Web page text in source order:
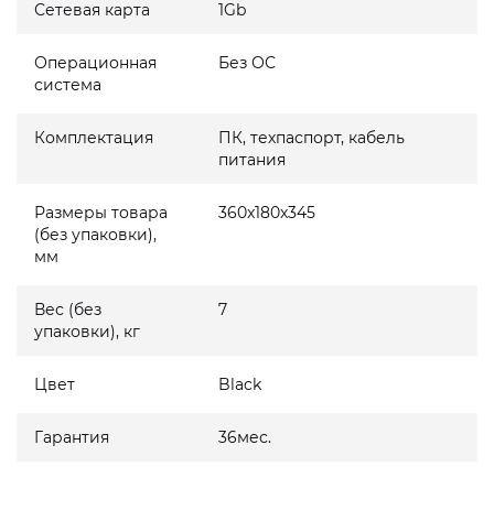
Сетевая карта 1Gb
Операционная
система
Без ОС
Комплектация
ПК, техпаспорт, кабель
питания
Размеры товара
(без упаковки),
мм
360x180x345
Вес (без
упаковки), кг
7
Цвет Black
Гарантия 36мес.